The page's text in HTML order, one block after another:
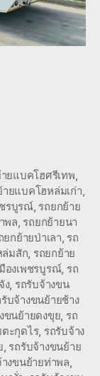
ยแบคโฮศรีเทพ,
ายแบคโฮหล่มเก่า,
ชรบูรณ์, รถยกย้าย
พล, รถยกย้ายนา
ยกย้ายป่าเลา, รถ
ล่มสัก, รถยกย้าย
องเพชรบูรณ์, รถ
ง, รถรับจ้างขน
บจ้างขนย้ายช้าง
ขนย้ายดงขุย, รถ
ะกุดไร, รถรับจ้าง
, รถรับจ้างขนย้าย
งขนย้ายท่าพล,